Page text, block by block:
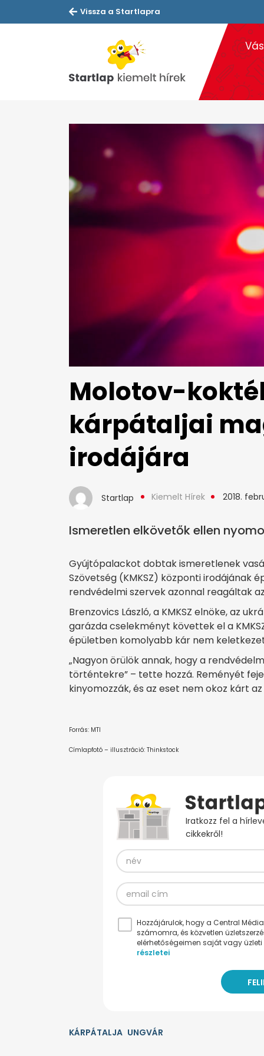
Vissza a Startlapra
Molotov-
kárpátaljai
irodájára
Startlap Kiemelt Hírek 2018.
Ismeretlen elkövetők ellen
Gyújtópalackot dobtak ismeretlenek
Szövetség (KMKSZ) központi irodájának
rendvédelmi szervek azonnal reagáltak
Brenzovics László, a KMKSZ elnöke, az
garázda cselekményt követtek el a
épületben komolyabb kár nem
„Nagyon örülök annak, hogy a
történtekre” – tette hozzá. Reményét
kinyomozzák, és az eset nem okoz kárt
Forrás: MTI
Címlapfotó – illusztráció: Thinkstock
Iratkozz fel a
cikkekről!
Hozzájárulok, hogy a Central
számomra, és közvetlen
elérhetőségeimen saját vagy
részletei
KÁRPÁTALJA UNGVÁR